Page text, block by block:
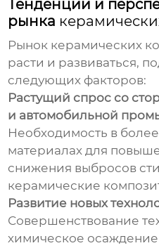
Тенденции и
рынка
Рынок керамических
расти и развиваться,
следующих факторов:
Растущий спрос со
и автомобильной
Необходимость в
материалах для
снижения выбросов
керамические
Развитие новых
Совершенствование
химическое осаждение